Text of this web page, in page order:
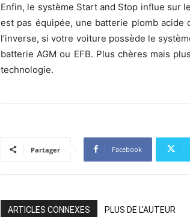
Enfin, le système Start and Stop influe sur
est pas équipée, une batterie plomb acide
l’inverse, si votre voiture possède le
batterie AGM ou EFB. Plus chères mais
technologie.
Partager Facebook
ARTICLES CONNEXES PLUS DE L'AUTEUR